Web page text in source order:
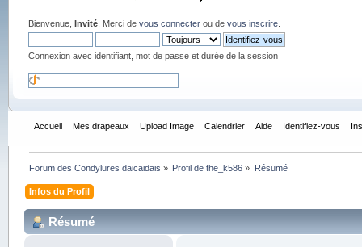
Bienvenue, Invité. Merci de vous connecterou de vous inscrire.
Connexion avec identifiant, mot de passe et durée de la session
Accueil Mes drapeaux Upload Image Calendrier Aide Identifiez-vous
Forum des Condylures daicaidais » Profil de the_k586 » Résumé
Infos du Profil
Résumé